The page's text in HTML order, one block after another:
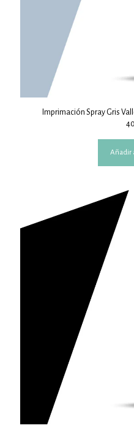
Imprimación Spray Gris
Añadir